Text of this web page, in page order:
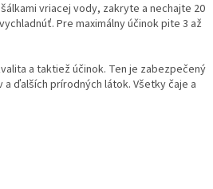
vriacej vody, zakryte a nechajte 20
Pre maximálny účinok pite 3 až
a taktiež účinok. Ten je zabezpečený
ďalších prírodných látok. Všetky čaje a